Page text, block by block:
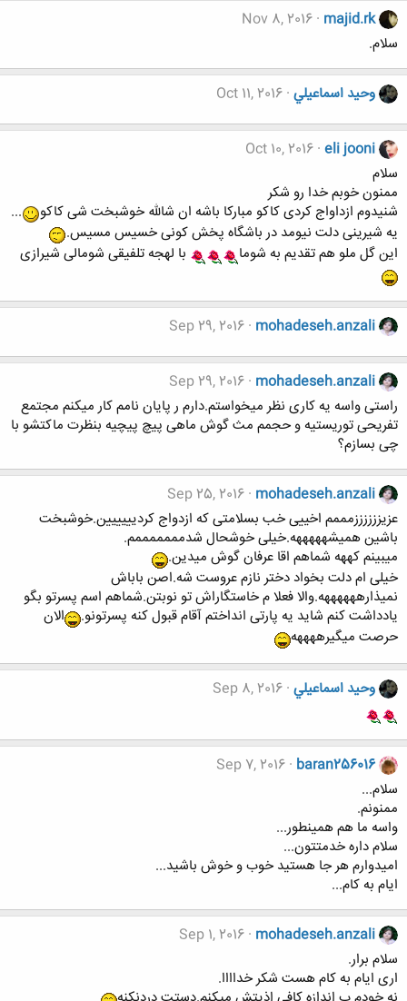
majid.rk
Nov 8, 2016
سلام.
وحيد اسماعيلي Oct 11, 2016
eli jooni
Oct 10, 2016
سلام
ممنون خوبم خدا رو شکر
شنیدوم ازداواج کردی کاکو مبارکا باشه ان شالله خوشبخت شی کاکو
...
یه شیرینی دلت نیومد در باشگاه پخش کونی خسیس مسیس.
این گل ملو هم تقدیم به شوما
با لهجه تلفیقی شومالی شیرازی
mohadeseh.anzali
Sep 29, 2016
mohadeseh.anzali
Sep 29, 2016
راستی واسه یه کاری نظر میخواستم.دارم ر پایان نامم کار میکنم مجتمع
تفریحی توریستیه و حجمم مث گوش ماهی پیچ پیچیه بنظرت ماکتشو با
چی بسازم؟
mohadeseh.anzali
Sep 25, 2016
عزیززززززمممم اخییی خب بسلامتی که ازدواج کردیییییین.خوشبخت
باشین همیشهههههه.خیلی خوشحال شدمممممممم.
میبینم کههه شماهم اقا عرفان گوش میدین.
خیلی ام دلت بخواد دختر نازم عروست شه.اصن باباش
نمیذارههههههه.والا فعلا م خاستگاراش تو نوبتن.شماهم اسم پسرتو بگو
یادداشت کنم شاید یه پارتی انداختم آقام قبول کنه پسرتونو.
الان
حرصت میگیرههههه
وحيد اسماعيلي Sep 8, 2016
baran256016
Sep 7, 2016
سلام...
ممنونم.
واسه ما هم همینطور...
سلام داره خدمتتون...
امیدوارم هر جا هستید خوب و خوش باشید...
ایام به کام...
mohadeseh.anzali
Sep 1, 2016
سلام برار.
اری ایام به کام هست شکر خداااا.